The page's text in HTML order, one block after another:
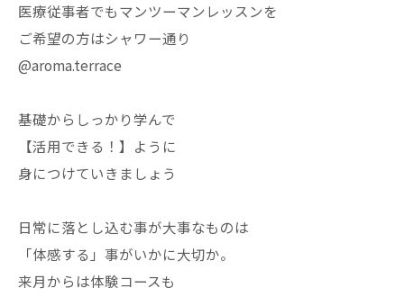
医療従事者でもマンツーマンレッスンを
ご希望の方はシャワー通り
@aroma.terrace
基礎からしっかり学んで
【活用できる！】ように
身につけていきましょう
日常に落とし込む事が大事なものは
「体感する」事がいかに大切か。
来月からは体験コースも